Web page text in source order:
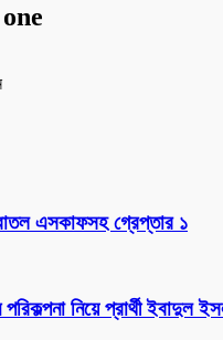
এসকাফসহ গ্রেপ্তার ১
নিয়ে প্রার্থী ইবাদুল